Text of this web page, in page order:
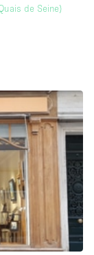
de Seine)